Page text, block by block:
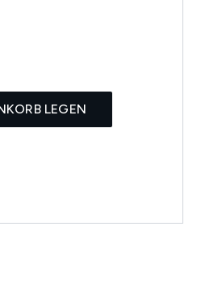
LEGEN